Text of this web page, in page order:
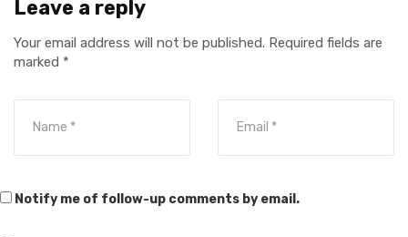
Leave a reply
Your email address will not be published. Required fields are
marked *
Notify me of follow-up comments by email.